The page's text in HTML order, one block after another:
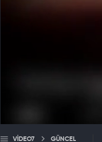
VIDEO7 GÜNCEL